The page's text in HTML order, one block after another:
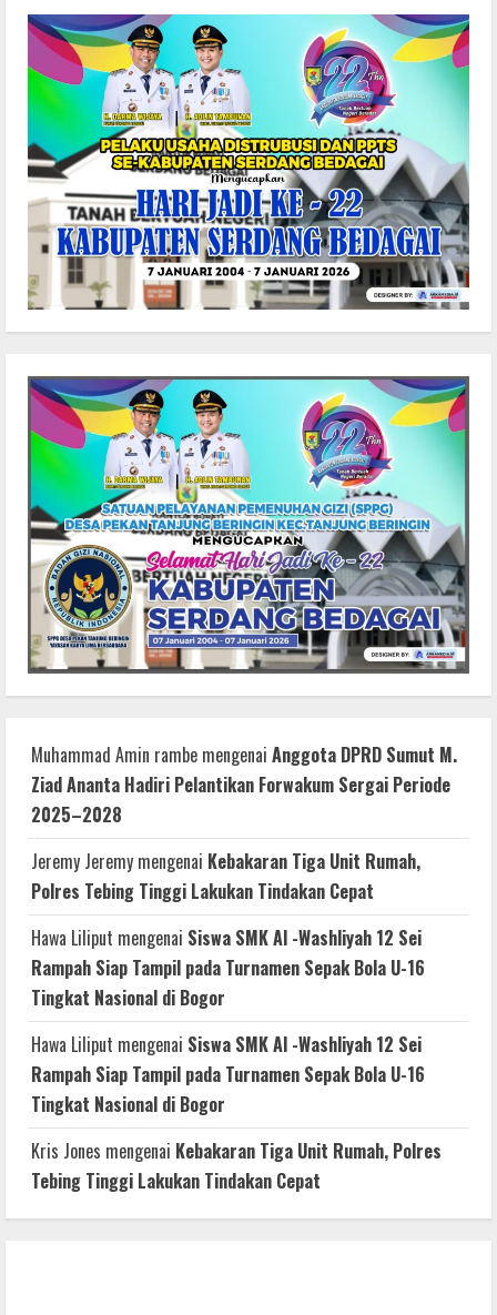
Muhammad Amin rambe mengenai Anggota DPRD Sumut M.
Ziad Ananta Hadiri Pelantikan Forwakum Sergai Periode
2025–2028
Jeremy Jeremy mengenai Kebakaran Tiga Unit Rumah,
Polres Tebing Tinggi Lakukan Tindakan Cepat
Hawa Liliput mengenai Siswa SMK Al -Washliyah 12 Sei
Rampah Siap Tampil pada Turnamen Sepak Bola U-16
Tingkat Nasional di Bogor
Hawa Liliput mengenai Siswa SMK Al -Washliyah 12 Sei
Rampah Siap Tampil pada Turnamen Sepak Bola U-16
Tingkat Nasional di Bogor
Kris Jones mengenai Kebakaran Tiga Unit Rumah, Polres
Tebing Tinggi Lakukan Tindakan Cepat